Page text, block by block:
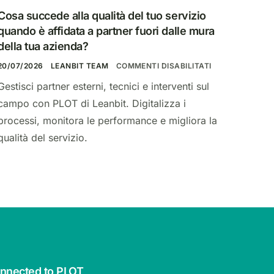
succede alla qualità del tuo servizio
è affidata a partner fuori dalle mura
tua azienda?
07/2026 LEANBIT TEAM COMMENTI DISABILITATI
partner esterni, tecnici e interventi sul
con PLOT di Leanbit. Digitalizza i
monitora le performance e migliora la
del servizio.
to PLOT